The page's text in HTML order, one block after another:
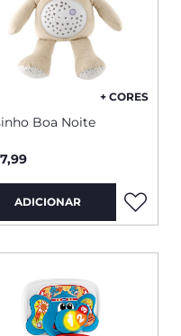
+ CORES
Boa Noite
ADICIONAR